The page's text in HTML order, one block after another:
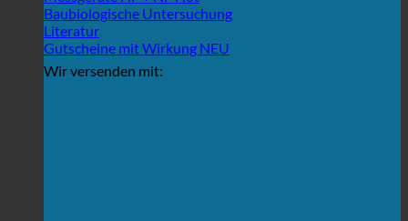
Baubiologische Untersuchung
Literatur
Gutscheine mit Wirkung
Wir versenden mit: